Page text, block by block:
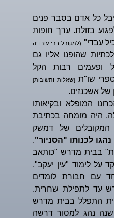
כל אדם בסבר פנים
בזולת. ערך חופות
עבדי" (למקובל רבי עובדיה
שהופנו אליו גם
ופעמים רבות הקל
ספרי שו"ת[שאלות ותשובות]
של אשכנזים.
המופלא ובקיאותו
היה מומחה בכתיבת
המקובלים של דמשק
נהגו לכנותו "הסניור".
בבית מדרש "כותאב
על לימוד "עין יעקב",
עם חבורת לומדים
עד לתפילת שחרית.
התפלל בבית מדרש
נהג למסור דרשה